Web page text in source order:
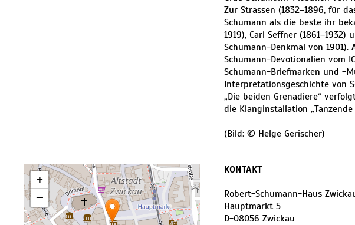
Zur Strassen (1832–1896, für
Schumann als die beste ihr
1919), Carl Seffner
Schumann-Denkmal von
Schumann-Devotionalien vom
Schumann-Briefmarken und -
Interpretationsgeschichte von
„Die beiden Grenadiere“
die Klanginstallation „Tanzende
(Bild: © Helge Gerischer)
+
−
KONTAKT
Robert-Schumann-Haus
Hauptmarkt 5
D-08056 Zwickau